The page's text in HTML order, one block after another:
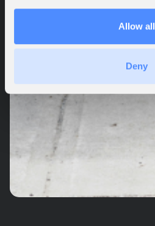
Allow all
Deny